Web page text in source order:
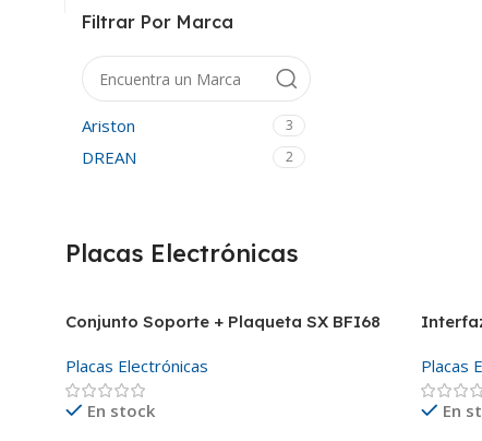
Filtrar Por Marca
Ariston 3
DREAN 2
Placas Electrónicas
Conjunto Soporte + Plaqueta SX BFI68
Placas Electrónicas
En stock
Placas
En